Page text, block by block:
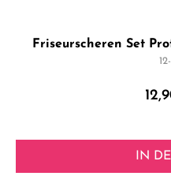
Friseurscheren Set
IN